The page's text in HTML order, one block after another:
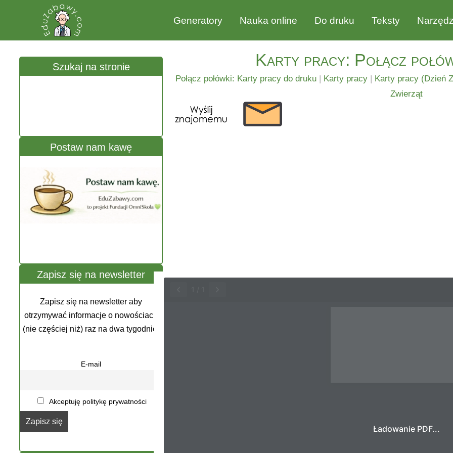
Generatory Nauka online Do druku Teksty
Szukaj na stronie
Postaw nam kawę
Zapisz się na newsletter
Zapisz się na newsletter aby
otrzymywać informacje o nowościach
(nie częściej niż) raz na dwa tygodnie.
E-mail
Akceptuję politykę prywatności
Karty pracy: Połącz
Połącz połówki: Karty pracy do druku| Karty pracy| Karty pracy (Dzień
Zwierząt
Ładowanie PDF...